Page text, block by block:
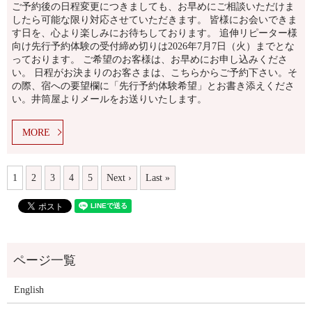
ご予約後の日程変更につきましても、お早めにご相談いただけま
したら可能な限り対応させていただきます。 皆様にお会いできま
す日を、心より楽しみにお待ちしております。 追伸リピーター様
向け先行予約体験の受付締め切りは2026年7月7日（火）までとな
っております。 ご希望のお客様は、お早めにお申し込みくださ
い。 日程がお決まりのお客さまは、こちらからご予約下さい。そ
の際、宿への要望欄に「先行予約体験希望」とお書き添えくださ
い。井筒屋よりメールをお送りいたします。
MORE
1 2 3 4 5 Next › Last »
English